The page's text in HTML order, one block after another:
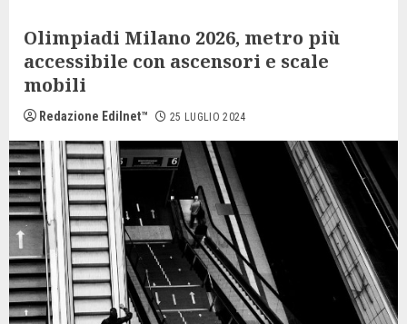
Olimpiadi Milano 2026, metro più
accessibile con ascensori e scale
mobili
Redazione Edilnet™ 25 LUGLIO 2024